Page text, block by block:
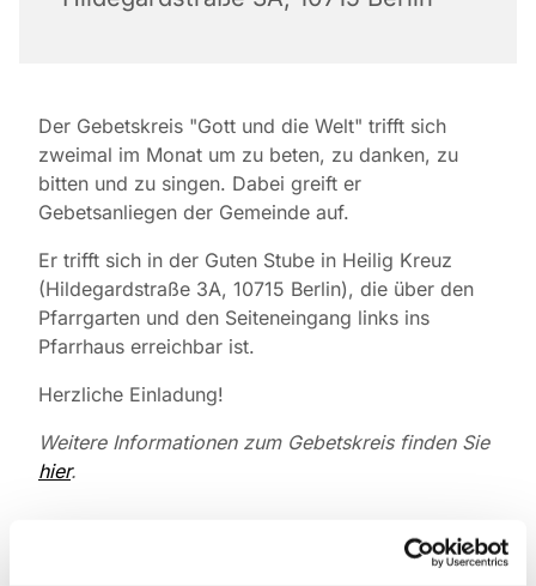
Der Gebetskreis "Gott und die Welt" trifft sich
zweimal im Monat um zu beten, zu danken, zu
bitten und zu singen. Dabei greift er
Gebetsanliegen der Gemeinde auf.
Er trifft sich in der Guten Stube in Heilig Kreuz
(Hildegardstraße 3A, 10715 Berlin), die über den
Pfarrgarten und den Seiteneingang links ins
Pfarrhaus erreichbar ist.
Herzliche Einladung!
Weitere Informationen zum Gebetskreis finden Sie
hier.